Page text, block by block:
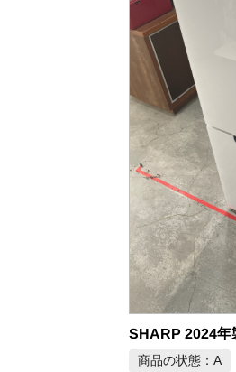
商品の状態：A